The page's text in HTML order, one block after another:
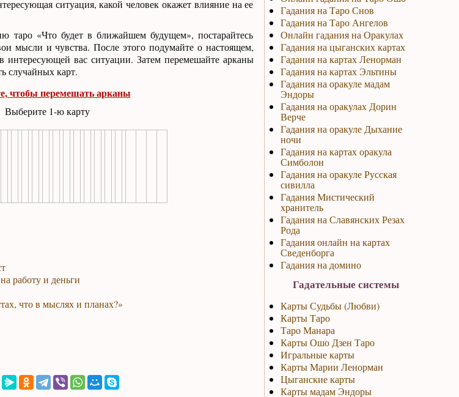
ситуация, какой человек окажет влияние на ее
таро «Что будет в ближайшем будущем», постарайтесь
мысли и чувства. После этого подумайте о настоящем,
интересующей вас ситуации. Затем перемешайте арканы
случайных карт.
чтобы перемешать арканы
Выберите 1-ю карту
работу и деньги
что в мыслях и планах?»
Гадания на Таро Снов
Гадания на Таро Ангелов
Онлайн гадания на Оракулах
Гадания на цыганских картах
Гадания на картах Ленорман
Гадания на картах Эльтины
Гадания на оракуле мадам
Эндоры
Гадания на оракулах Дорин
Верче
Гадания на оракуле Дыхание
ночи
Гадания на картах оракула
Симболон
Гадания на оракуле Русская
сивилла
Гадания Мистический
хранитель
Гадания на Славянских Резах
Рода
Гадания онлайн на картах
Сведенборга
Гадания на домино
Гадательные системы
Карты Судьбы (Любви)
Карты Таро
Таро Манара
Карты Ошо Дзен Таро
Игральные карты
Карты Марии Ленорман
Цыганские карты
Карты мадам Эндоры